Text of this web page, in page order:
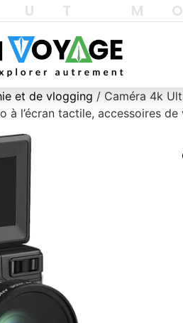
et de vlogging / Caméra 4k
à l’écran tactile, accessoires